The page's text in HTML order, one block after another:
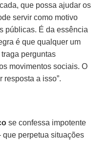
que possa ajudar os
servir como motivo
públicas. É da essência
é que qualquer um
perguntas
movimentos sociais. O
resposta a isso”.
se confessa impotente
perpetua situações